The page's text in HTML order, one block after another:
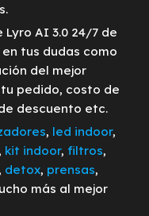
AI 3.0 24/7 de
tus dudas como
del mejor
pedido, costo de
descuento etc.
, led indoor,
kit indoor, filtros,
detox, prensas,
más al mejor